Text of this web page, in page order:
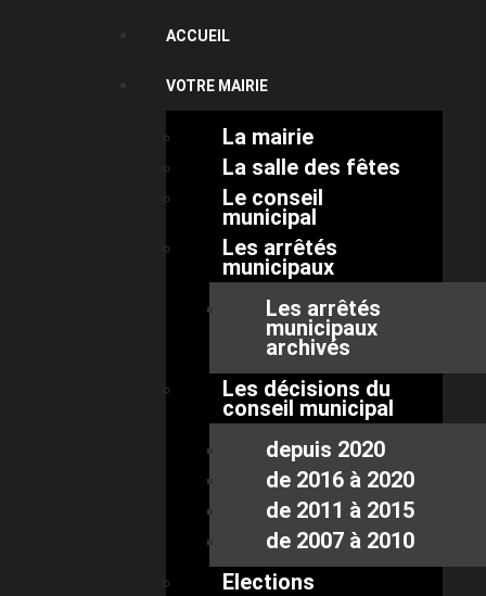
ACCUEIL
VOTRE MAIRIE
La mairie
La salle des fêtes
Le conseil
municipal
Les arrêtés
municipaux
Les arrêtés
municipaux
archivés
Les décisions du
conseil municipal
depuis 2020
de 2016 à 2020
de 2011 à 2015
de 2007 à 2010
Elections